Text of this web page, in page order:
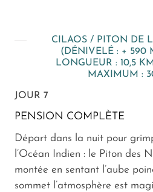
CILAOS / PITON DE
(DÉNIVELÉ : + 590
LONGUEUR : 10,5
MAXIMUM :
JOUR 7
PENSION COMPLÈTE
Départ dans la nuit pour
l’Océan Indien : le Piton des
montée en sentant l’aube
sommet l’atmosphère est